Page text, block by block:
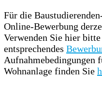
Für die
Online-Bewerbung
Verwenden Sie hier
entsprechendes
Aufnahmebedingungen
Wohnanlage finden Sie